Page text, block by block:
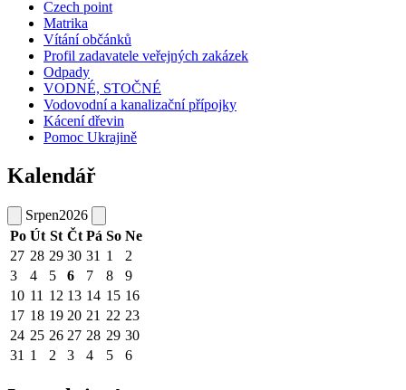
Czech point
Matrika
Vítání občánků
Profil zadavatele veřejných zakázek
Odpady
VODNÉ, STOČNÉ
Vodovodní a kanalizační přípojky
Kácení dřevin
Pomoc Ukrajině
Kalendář
Srpen2026
Po Út St Čt Pá So Ne
27 28 29 30 31 1
2
3
4 5 6 7 8
9
10 11 12 13 14 15 16
17 18 19 20 21 22 23
24 25 26 27 28 29 30
31 1 2 3 4 5 6